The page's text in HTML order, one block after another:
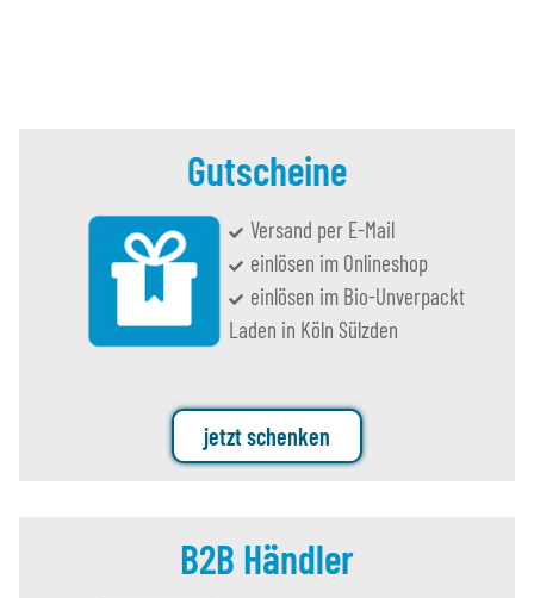
Gutscheine
Versand per E-Mail
einlösen im Onlineshop
einlösen im Bio-Unverpackt
Laden in Köln Sülzden
jetzt schenken
B2B Händler